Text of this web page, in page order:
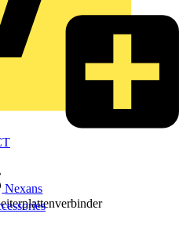
Nexans